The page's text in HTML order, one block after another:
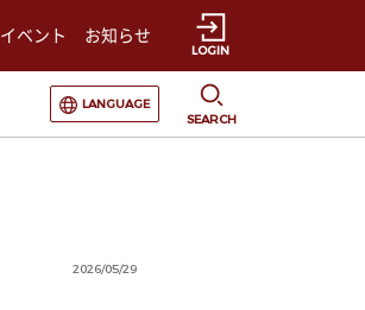
イベント お知らせ
LOGIN
選択すると言語の切替が発生します
LANGUAGE
SEARCH
2026/05/29